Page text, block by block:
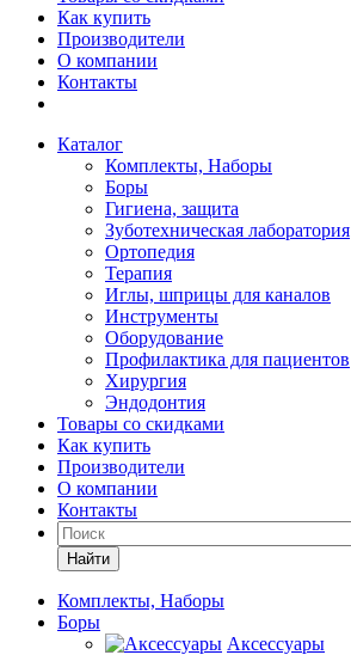
Как купить
Производители
О компании
Контакты
Каталог
Комплекты, Наборы
Боры
Гигиена, защита
Зуботехническая лаборатория
Ортопедия
Терапия
Иглы, шприцы для каналов
Инструменты
Оборудование
Профилактика для пациентов
Хирургия
Эндодонтия
Товары со скидками
Как купить
Производители
О компании
Контакты
Найти
Комплекты, Наборы
Боры
Аксессуары